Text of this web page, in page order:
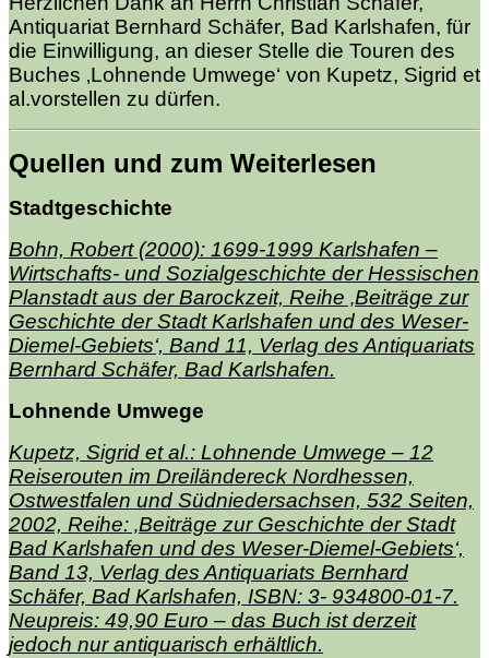
Antiquariat Bernhard Schäfer, Bad Karlshafen, für
die Einwilligung, an dieser Stelle die Touren des
Buches ‚Lohnende Umwege‘ von Kupetz, Sigrid et
al.vorstellen zu dürfen.
Quellen und zum Weiterlesen
Stadtgeschichte
Bohn, Robert (2000): 1699-1999 Karlshafen –
Wirtschafts- und Sozialgeschichte der Hessischen
Planstadt aus der Barockzeit, Reihe ‚Beiträge zur
Geschichte der Stadt Karlshafen und des Weser-
Diemel-Gebiets‘, Band 11, Verlag des Antiquariats
Bernhard Schäfer, Bad Karlshafen.
Lohnende Umwege
Kupetz, Sigrid et al.: Lohnende Umwege – 12
Reiserouten im Dreiländereck Nordhessen,
Ostwestfalen und Südniedersachsen, 532 Seiten,
2002, Reihe: ‚Beiträge zur Geschichte der Stadt
Bad Karlshafen und des Weser-Diemel-Gebiets‘,
Band 13, Verlag des Antiquariats Bernhard
Schäfer, Bad Karlshafen, ISBN: 3- 934800-01-7.
Neupreis: 49,90 Euro – das Buch ist derzeit
jedoch nur antiquarisch erhältlich.